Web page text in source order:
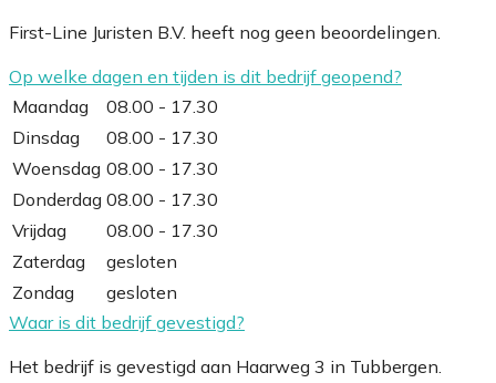
First-Line Juristen B.V. heeft nog geen beoordelingen.
Op welke dagen en tijden is dit bedrijf geopend?
Maandag
08.00 - 17.30
Dinsdag
08.00 - 17.30
Woensdag 08.00 - 17.30
Donderdag 08.00 - 17.30
Vrijdag
08.00 - 17.30
Zaterdag
gesloten
Zondag
gesloten
Waar is dit bedrijf gevestigd?
Het bedrijf is gevestigd aan Haarweg 3 in Tubbergen.